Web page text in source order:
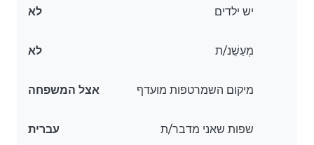
יש ילדים לא
מְעַשֵׁנ/ת לא
מיקום השמרטפות מועדף אצל המשפחה
שפות שאני מדבר/ת עברית